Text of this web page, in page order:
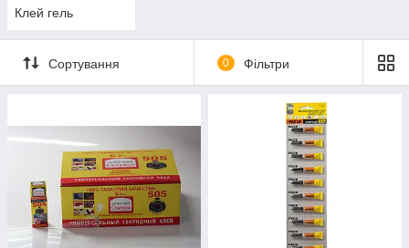
Клей гель
Сортування 0 Фільтри